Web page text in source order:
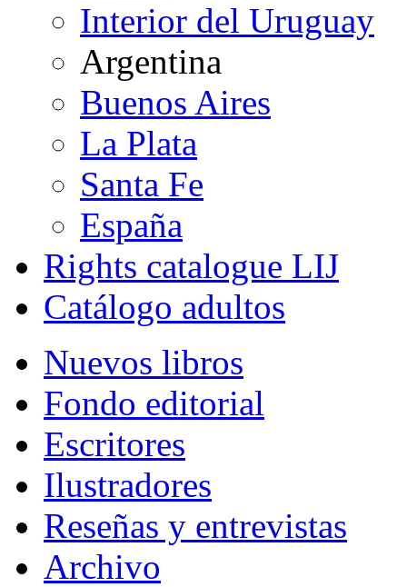
Interior del Uruguay
Argentina
Buenos Aires
La Plata
Santa Fe
España
Rights catalogue LIJ
Catálogo adultos
Nuevos libros
Fondo editorial
Escritores
Ilustradores
Reseñas y entrevistas
Archivo